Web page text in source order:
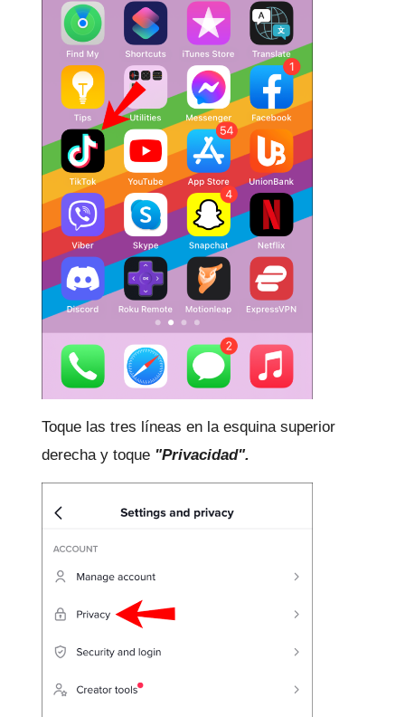
Toque las tres líneas en la esquina superior
derecha y toque "Privacidad".